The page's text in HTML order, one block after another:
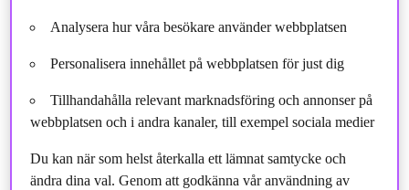
2025-10-24
Analysera hur våra besökare använder webbplatsen
Personalisera innehållet på webbplatsen för just dig
Tillhandahålla relevant marknadsföring och annonser på
webbplatsen och i andra kanaler, till exempel sociala medier
Du kan när som helst återkalla ett lämnat samtycke och
ändra dina val. Genom att godkänna vår användning av